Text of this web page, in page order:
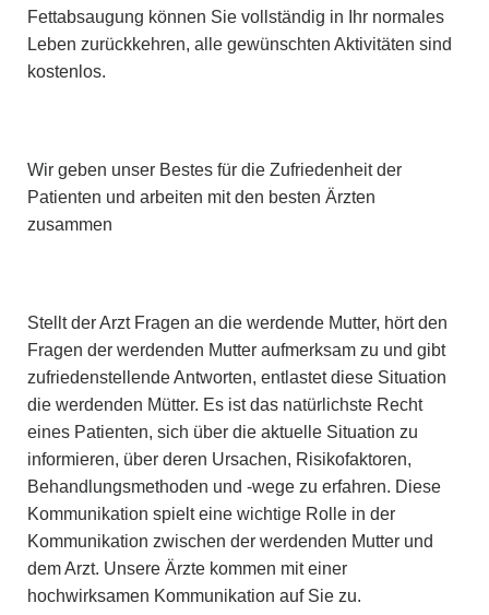
Fettabsaugung können Sie vollständig in Ihr normales
Leben zurückkehren, alle gewünschten Aktivitäten sind
kostenlos.
Wir geben unser Bestes für die Zufriedenheit der
Patienten und arbeiten mit den besten Ärzten
zusammen
Stellt der Arzt Fragen an die werdende Mutter, hört den
Fragen der werdenden Mutter aufmerksam zu und gibt
zufriedenstellende Antworten, entlastet diese Situation
die werdenden Mütter. Es ist das natürlichste Recht
eines Patienten, sich über die aktuelle Situation zu
informieren, über deren Ursachen, Risikofaktoren,
Behandlungsmethoden und -wege zu erfahren. Diese
Kommunikation spielt eine wichtige Rolle in der
Kommunikation zwischen der werdenden Mutter und
dem Arzt. Unsere Ärzte kommen mit einer
hochwirksamen Kommunikation auf Sie zu.